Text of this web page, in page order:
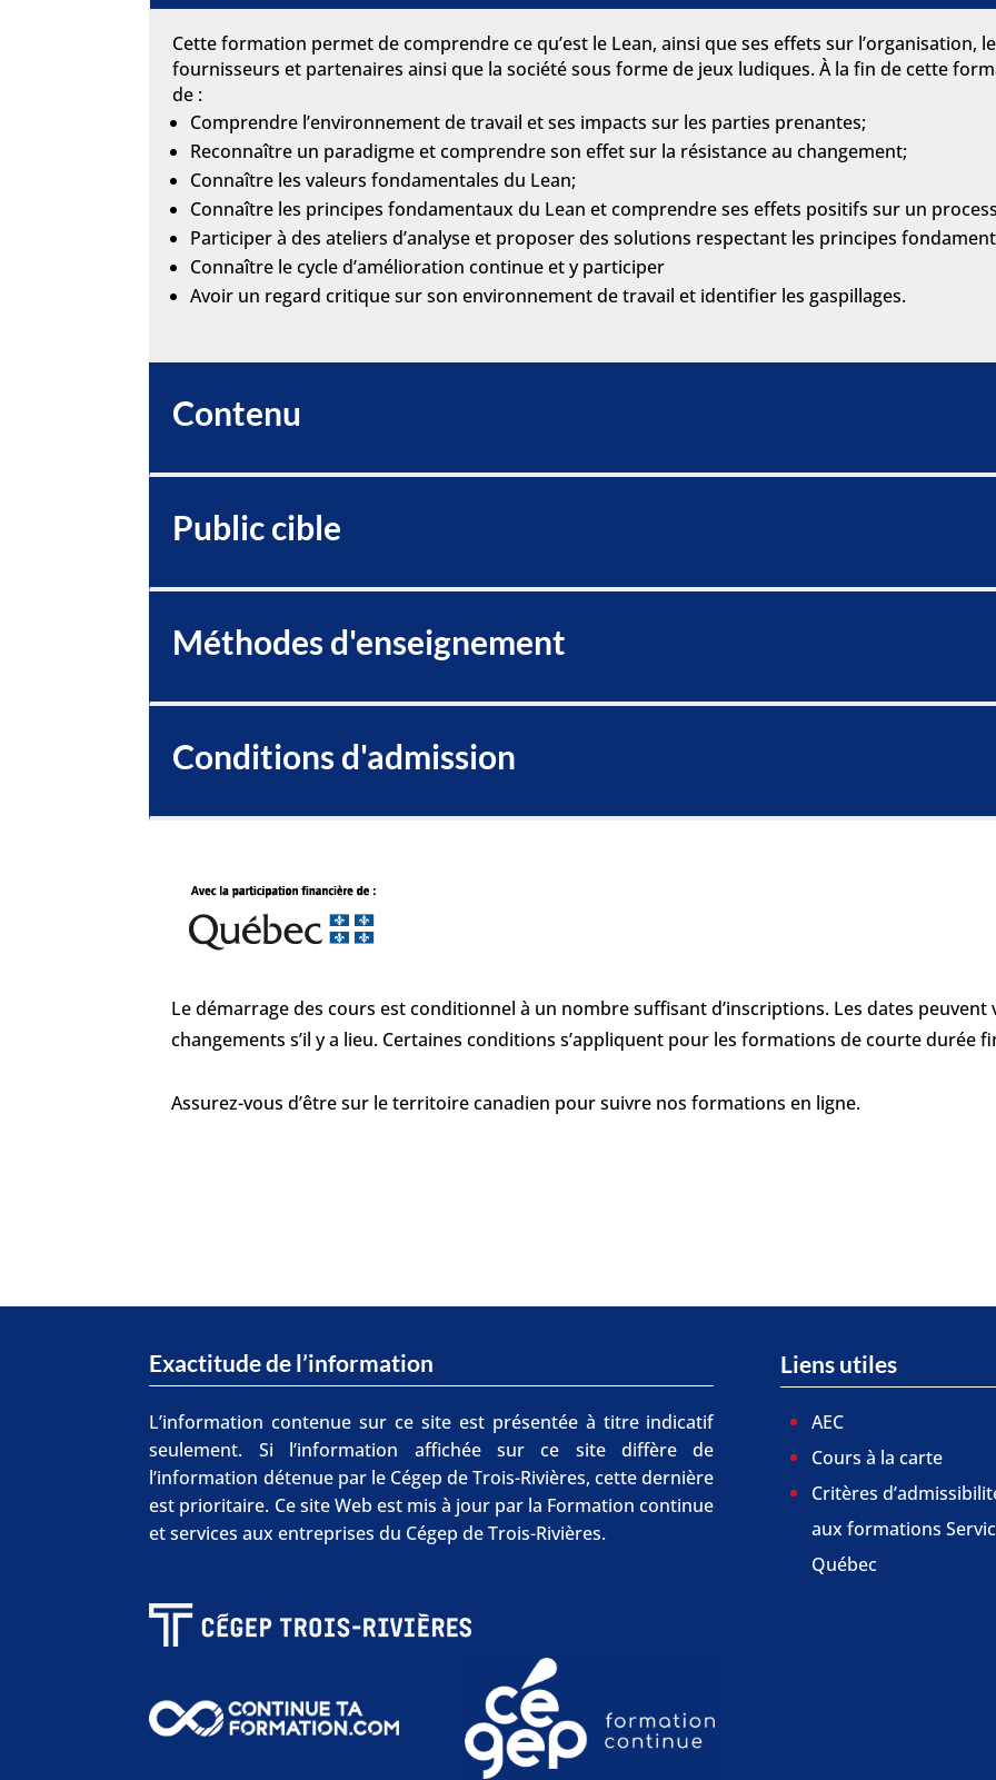
Cette formation permet de comprendre ce qu’est le Lean, ainsi que ses effets sur l’organisation,
fournisseurs et partenaires ainsi que la société sous forme de jeux ludiques. À la fin de cette
de :
Comprendre l’environnement de travail et ses impacts sur les parties prenantes;
Reconnaître un paradigme et comprendre son effet sur la résistance au changement;
Connaître les valeurs fondamentales du Lean;
Connaître les principes fondamentaux du Lean et comprendre ses effets positifs sur un
Participer à des ateliers d’analyse et proposer des solutions respectant les principes
Connaître le cycle d’amélioration continue et y participer
Avoir un regard critique sur son environnement de travail et identifier les gaspillages.
Contenu
Public cible
Méthodes d'enseignement
Conditions d'admission
Le démarrage des cours est conditionnel à un nombre suffisant d’inscriptions. Les dates peuvent
changements s’il y a lieu. Certaines conditions s’appliquent pour les formations de courte durée
Assurez-vous d’être sur le territoire canadien pour suivre nos formations en ligne.
Exactitude de l’information
L’information contenue sur ce site est présentée à titre indicatif
seulement. Si l’information affichée sur ce site diffère de
l’information détenue par le Cégep de Trois-Rivières, cette dernière
est prioritaire. Ce site Web est mis à jour par la Formation continue
et services aux entreprises du Cégep de Trois-Rivières.
Liens utiles
AEC
Cours à la carte
Critères
aux formations
Québec